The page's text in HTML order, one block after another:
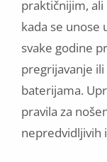
praktičnijim,
kada se unose
svake godine
pregrijavanje
baterijama.
pravila za
nepredvidljivih